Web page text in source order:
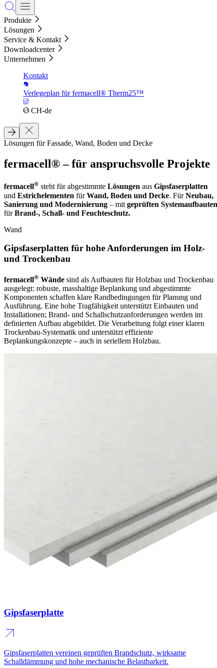
Produkte
Lösungen
Service & Kontakt
Downloadcenter
Unternehmen
Kontakt
Verlegeplan für fermacell® Therm25™
CH-de
Lösungen für Fassade, Wand, Boden und Decke
fermacell® – für anspruchsvolle Projekte
fermacell® steht für abgestimmte Lösungen aus Gipsfaserplatten
und Estrichelementen fürWand, Boden und Decke. FürNeubau,
Sanierung und Modernisierung – mit geprüften Systemaufbauten
fürBrand-, Schall- und Feuchteschutz.
Wand
Gipsfaserplatten für hohe Anforderungen im Holz-
und Trockenbau
fermacell® Wände sind als Aufbauten für Holzbau und Trockenbau
ausgelegt: robuste, masshaltige Beplankung und abgestimmte
Komponenten schaffen klare Randbedingungen für Planung und
Ausführung. Eine hohe Tragfähigkeit unterstützt Einbauten und
Installationen; Brand- und Schallschutzanforderungen werden im
definierten Aufbau abgebildet. Die Verarbeitung folgt einer klaren
Trockenbau-Systematik und unterstützt effiziente
Beplankungskonzepte – auch in seriellem Holzbau.
Gipsfaserplatte
Gipsfaserplatten vereinen geprüften Brandschutz, wirksame
Schalldämmung und hohe mechanische Belastbarkeit.